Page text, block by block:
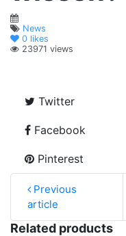
News
0 likes
23971 views
Twitter
Facebook
Pinterest
Previous
article
Related products